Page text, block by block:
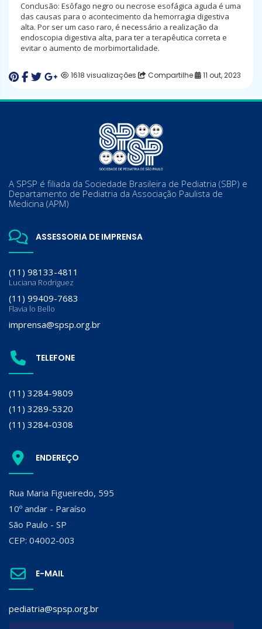
Conclusão: Esôfago negro ou necrose esofágica aguda é uma
das causas para o acontecimento da hemorragia digestiva
alta. Por ser um caso raro, é necessário a realização da
endoscopia digestiva alta, para ter a terapêutica correta e
evitar o aumento de morbimortalidade.
1618 visualizações Compartilhe 11 out, 2023
A SPSP é filiada da Sociedade Brasileira de Pediatria (SBP) e
Departamento de Pediatria da Associação Paulista de
Medicina (APM)
ASSESSORIA DE IMPRENSA
(11) 98133-4811
Luciana Rodriguez
(11) 99409-7683
Flavia lo Bello
imprensa@spsp.org.br
TELEFONE
(11) 3284-9809
(11) 3289-5320
(11) 3284-0308
ENDEREÇO
Rua Maria Figueiredo, 595
10º andar - Paraíso
São Paulo - SP
CEP: 04002-003
E-MAIL
pediatria@spsp.org.br